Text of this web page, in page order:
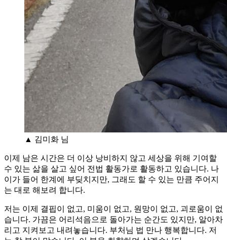
▲ 김미화 님
이제 남은 시간은 더 이상 낭비하지 않고 세상을 위해 기여할
수 있는 삶을 살고 싶어 전법 활동가로 활동하고 있습니다. 나
이가 들어 한계에 부딪치지만, 그래도 할 수 있는 만큼 주어지
는 대로 해보려 합니다.
저는 이제 결핍이 없고, 미움이 없고, 원망이 없고, 괴로움이 없
습니다. 가끔은 어리석음으로 돌아가는 순간도 있지만, 알아차
리고 지켜보고 내려놓습니다. 부처님 법 만나 행복합니다. 저